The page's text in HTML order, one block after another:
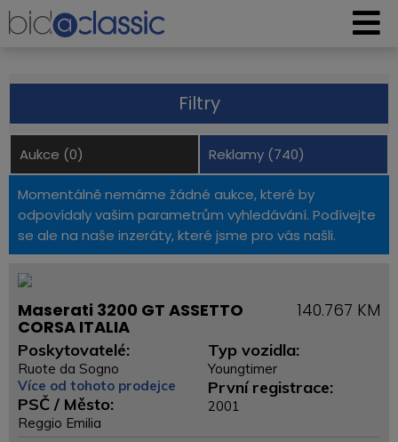
Filtry
Aukce (0) Reklamy (740)
Momentálně nemáme žádné aukce, které by
odpovídaly vašim parametrům vyhledávání. Podívejte
se ale na naše inzeráty, které jsme pro vás našli.
Maserati 3200 GT ASSETTO
CORSA ITALIA
140.767 KM
Poskytovatelé:
Ruote da Sogno
Více od tohoto prodejce
PSČ / Město:
Reggio Emilia
Typ vozidla:
Youngtimer
První registrace:
2001